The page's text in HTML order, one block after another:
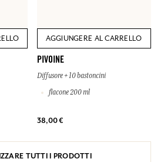
AGGIUNGERE AL CARRELLO
PIVOINE
Diffusore + 10 bastoncini
flacone 200 ml
38,00 €
TUTTI I PRODOTTI